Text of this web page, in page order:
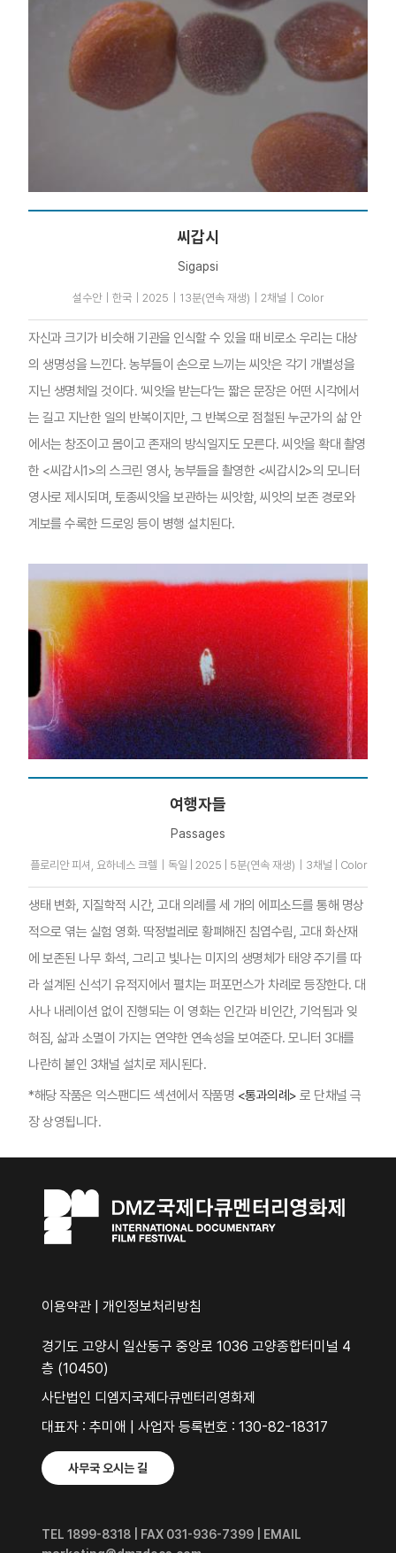
씨갑시
Sigapsi
설수안｜한국｜2025｜13분(연속 재생)｜2채널｜Color
자신과 크기가 비슷해 기관을 인식할 수 있을 때 비로소 우리는 대상
의 생명성을 느낀다. 농부들이 손으로 느끼는 씨앗은 각기 개별성을
지닌 생명체일 것이다. ‘씨앗을 받는다’는 짧은 문장은 어떤 시각에서
는 길고 지난한 일의 반복이지만, 그 반복으로 점철된 누군가의 삶 안
에서는 창조이고 몸이고 존재의 방식일지도 모른다. 씨앗을 확대 촬영
한 <씨갑시1>의 스크린 영사, 농부들을 촬영한 <씨갑시2>의 모니터
영사로 제시되며, 토종씨앗을 보관하는 씨앗함, 씨앗의 보존 경로와
계보를 수록한 드로잉 등이 병행 설치된다.
여행자들
Passages
플로리안 피셔, 요하네스 크렐｜독일 | 2025 | 5분(연속 재생)｜3채널 | Color
생태 변화, 지질학적 시간, 고대 의례를 세 개의 에피소드를 통해 명상
적으로 엮는 실험 영화. 딱정벌레로 황폐해진 침엽수림, 고대 화산재
에 보존된 나무 화석, 그리고 빛나는 미지의 생명체가 태양 주기를 따
라 설계된 신석기 유적지에서 펼치는 퍼포먼스가 차례로 등장한다. 대
사나 내레이션 없이 진행되는 이 영화는 인간과 비인간, 기억됨과 잊
혀짐, 삶과 소멸이 가지는 연약한 연속성을 보여준다. 모니터 3대를
나란히 붙인 3채널 설치로 제시된다.
*해당 작품은 익스팬디드 섹션에서 작품명 <통과의례> 로 단채널 극
장 상영됩니다.
이용약관 개인정보처리방침
경기도 고양시 일산동구 중앙로 1036 고양종합터미널 4
층 (10450)
사단법인 디엠지국제다큐멘터리영화제
대표자 : 추미애 | 사업자 등록번호 : 130-82-18317
사무국 오시는 길
TEL 1899-8318 | FAX 031-936-7399 | EMAIL